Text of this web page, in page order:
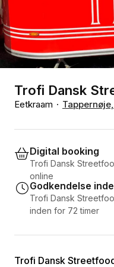
Trofi Dansk
Eetkraam
Digital booking
Trofi Dansk
online
Godkendelse
Trofi Dansk
inden for 72 timer
Trofi Dansk